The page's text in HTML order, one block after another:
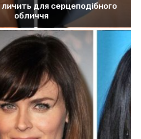
для серцеподібного
обличчя